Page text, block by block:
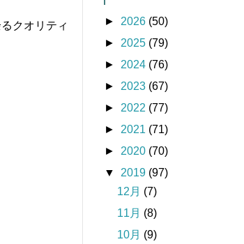
クオリティ
► 2026 (50)
► 2025 (79)
► 2024 (76)
► 2023 (67)
► 2022 (77)
► 2021 (71)
► 2020 (70)
▼ 2019 (97)
12月 (7)
11月 (8)
10月 (9)